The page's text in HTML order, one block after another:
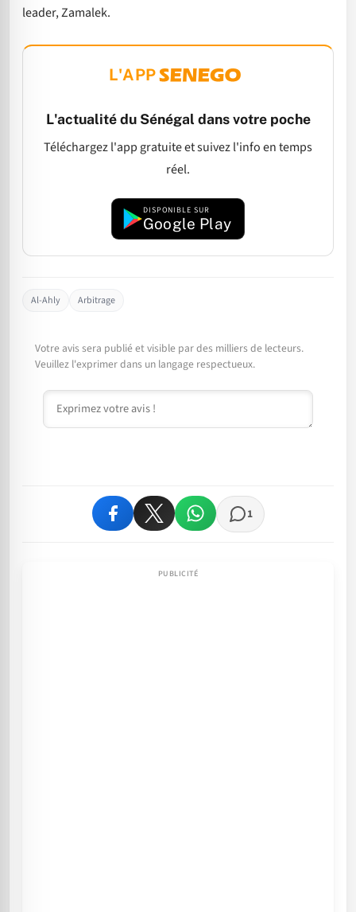
leader, Zamalek.
L'APP
L'actualité du Sénégal dans votre poche
Téléchargez l'app gratuite et suivez l'info en temps
réel.
DISPONIBLE SUR
Google Play
Al-Ahly Arbitrage
Votre avis sera publié et visible par des milliers de lecteurs.
Veuillez l'exprimer dans un langage respectueux.
Commentaire
1